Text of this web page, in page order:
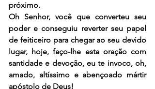
próximo.
Oh Senhor, você que converteu seu
poder e conseguiu reverter seu papel
de feiticeiro para chegar ao seu devido
lugar, hoje, faço-lhe esta oração com
santidade e devoção, eu te invoco, oh,
amado, altíssimo e abençoado mártir
apóstolo de Deus!